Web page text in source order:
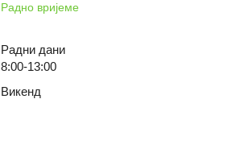
Радно вријеме
Радни дани
8:00-13:00
Викенд